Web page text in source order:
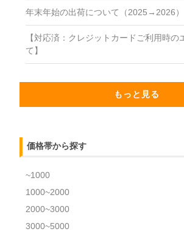
年末年始の出荷について（2025→2026）
【対応済：クレジットカードご利用時の
て】
もっと見る
価格帯から探す
~1000
1000~2000
2000~3000
3000~5000